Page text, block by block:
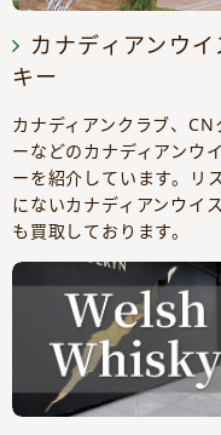
カナディアンウイ
キー
カナディアンクラブ、CN
ーなどのカナディアンウ
ーを紹介しています。リ
にないカナディアンウイ
も買取しております。